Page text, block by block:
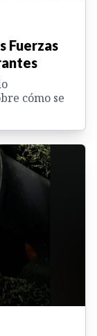
Fuerzas
cómo se